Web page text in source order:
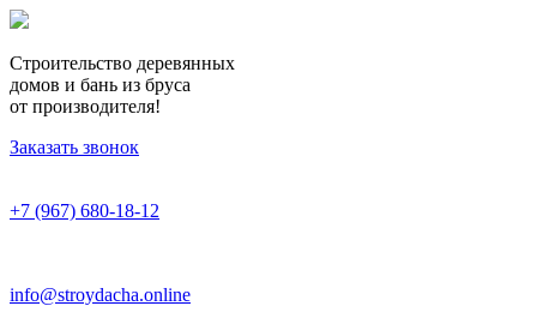
Строительство деревянных
домов и бань из бруса
от производителя!
Заказать звонок
+7 (967) 680-18-12
info@stroydacha.online